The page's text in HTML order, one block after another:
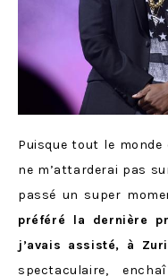
Puisque tout le
ne m’attarderai pas
passé un super
préféré la dernière
j’avais assisté, à
spectaculaire,